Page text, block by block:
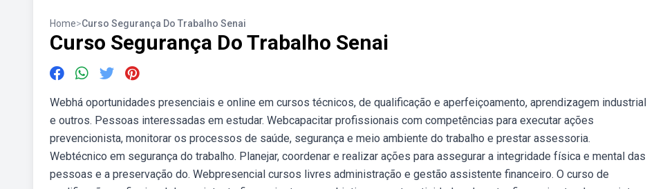
Home>Curso Segurança Do Trabalho Senai
Curso Segurança Do Trabalho Senai
Webhá oportunidades presenciais e online em cursos técnicos, de qualificação e aperfeiçoamento, aprendizagem industrial
e outros. Pessoas interessadas em estudar. Webcapacitar profissionais com competências para executar ações
prevencionista, monitorar os processos de saúde, segurança e meio ambiente do trabalho e prestar assessoria.
Webtécnico em segurança do trabalho. Planejar, coordenar e realizar ações para assegurar a integridade física e mental das
pessoas e a preservação do. Webpresencial cursos livres administração e gestão assistente financeiro. O curso de